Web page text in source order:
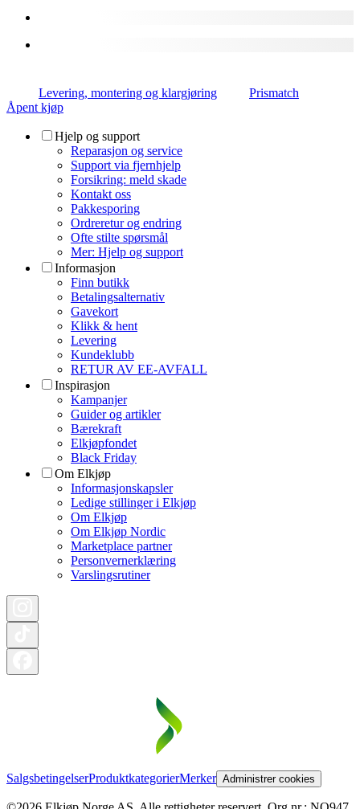
Levering, montering og klargjøring
Prismatch
Åpent kjøp
Hjelp og support
Reparasjon og service
Support via fjernhjelp
Forsikring: meld skade
Kontakt oss
Pakkesporing
Ordreretur og endring
Ofte stilte spørsmål
Mer: Hjelp og support
Informasjon
Finn butikk
Betalingsalternativ
Gavekort
Klikk & hent
Levering
Kundeklubb
RETUR AV EE-AVFALL
Inspirasjon
Kampanjer
Guider og artikler
Bærekraft
Elkjøpfondet
Black Friday
Om Elkjøp
Informasjonskapsler
Ledige stillinger i Elkjøp
Om Elkjøp
Om Elkjøp Nordic
Marketplace partner
Personvernerklæring
Varslingsrutiner
SalgsbetingelserProduktkategorierMerker Administrer cookies